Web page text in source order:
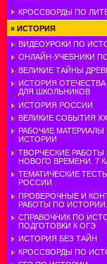
КРОССВОРДЫ ПО
» ИСТОРИЯ
ВИДЕОУРОКИ ПО
ОНЛАЙН-УЧЕБНИКИ
ВЕЛИКИЕ ТАЙНЫ
ИСТОРИЯ ОТЕЧЕСТВА
ДЛЯ ШКОЛЬНИКОВ
ИСТОРИЯ РОССИИ
ВЕЛИКИЕ СОБЫТИЯ
РАБОЧИЕ МАТЕРИАЛЫ
ИСТОРИИ
ТВОРЧЕСКИЕ
НОВОГО ВРЕМЕНИ. 7
ТЕМАТИЧЕСКИЕ
РОССИИ
ПРОВЕРОЧНЫЕ И
РАБОТЫ ПО ИСТОРИИ.
СПРАВОЧНИК ПО
ПОДГОТОВКИ К ОГЭ
ИСТОРИЯ БЕЗ ТАЙН
КРОССВОРДЫ ПО